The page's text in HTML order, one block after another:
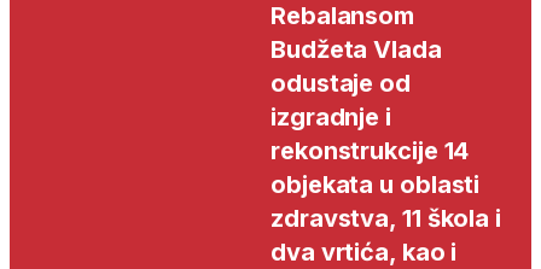
Rebalansom
Budžeta Vlada
odustaje od
izgradnje i
rekonstrukcije 14
objekata u oblasti
zdravstva, 11 škola i
dva vrtića, kao i